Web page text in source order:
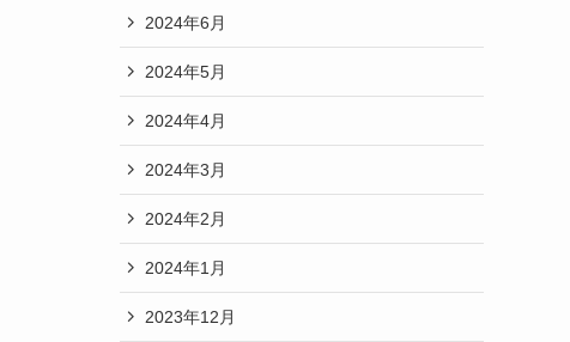
2024年6月
2024年5月
2024年4月
2024年3月
2024年2月
2024年1月
2023年12月